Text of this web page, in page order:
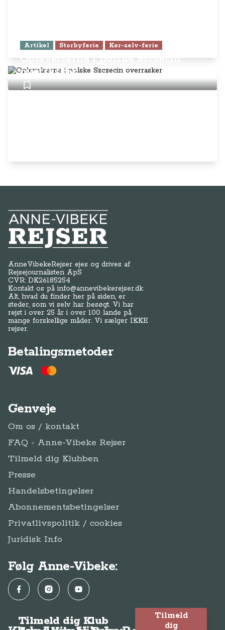
Artikel Storbyferie Kør-selv-ferie
Oplevelserne i polske Szczecin
overrasker
Anne-Vibeke Rejser
AnneVibekeRejser ejes og drives af
Rejsejournalisten ApS
CVR: DK26185254
Kontakt os påinfo@annevibekerejser.dk
Alt, hvad du finder her på siden, er
steder, som vi selv har besøgt. Vi har
rejst i over 25 år i over 100 lande på
mange forskellige måder. Vi sælger IKKE
rejser.
Betalingsmetoder
Genveje
Om os / kontakt
FAQ - Anne-Vibeke Rejser
Tilmeld dig Klubben
Presse
Handelsbetingelser
Abonnementsbetingelser
Privatlivspolitik / cookies
Juridisk Info
Følg Anne-Vibeke:
FacebookInstagramYouTube
Tilmeld dig Klub
Tilmeld
dig